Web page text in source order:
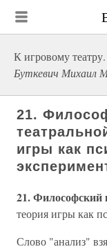
К игровому
Буткевич Михаил
21.
игры как
21. Философский
теория игры как
Слово "анализ"